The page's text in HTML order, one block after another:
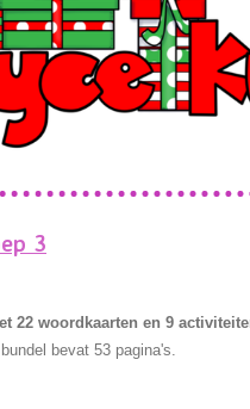
3
22 woordkaarten en 9
bevat 53 pagina's.